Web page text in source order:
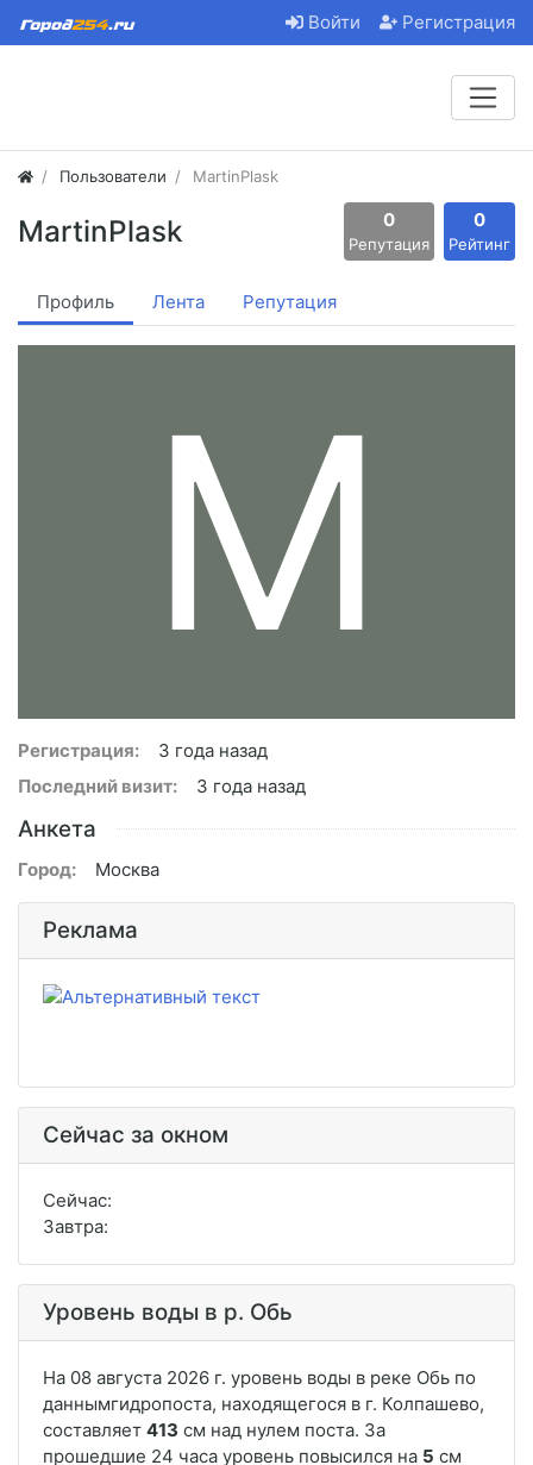
Войти Регистрация
Пользователи MartinPlask
MartinPlask 0
Репутация
0
Рейтинг
Профиль Лента Репутация
M
Регистрация:
3 года назад
Последний визит:
3 года назад
Анкета
Город: Москва
Реклама
Сейчас за окном
Сейчас:
Завтра:
Уровень воды в р. Обь